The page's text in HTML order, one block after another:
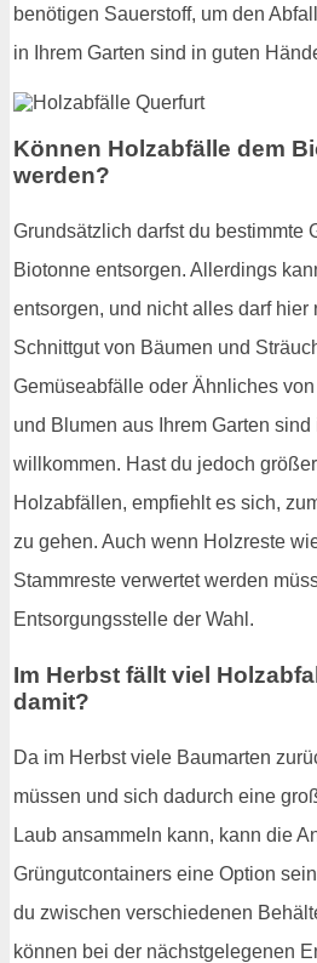
benötigen Sauerstoff, um den
in Ihrem Garten sind in guten
Können Holzabfälle dem
werden?
Grundsätzlich darfst du bestimmte
Biotonne entsorgen. Allerdings
entsorgen, und nicht alles darf hier
Schnittgut von Bäumen und
Gemüseabfälle oder Ähnliches
und Blumen aus Ihrem Garten
willkommen. Hast du jedoch
Holzabfällen, empfiehlt es sich,
zu gehen. Auch wenn Holzreste
Stammreste verwertet werden
Entsorgungsstelle der Wahl.
Im Herbst fällt viel
damit?
Da im Herbst viele Baumarten
müssen und sich dadurch eine
Laub ansammeln kann, kann die
Grüngutcontainers eine Option
du zwischen verschiedenen
können bei der nächstgelegenen